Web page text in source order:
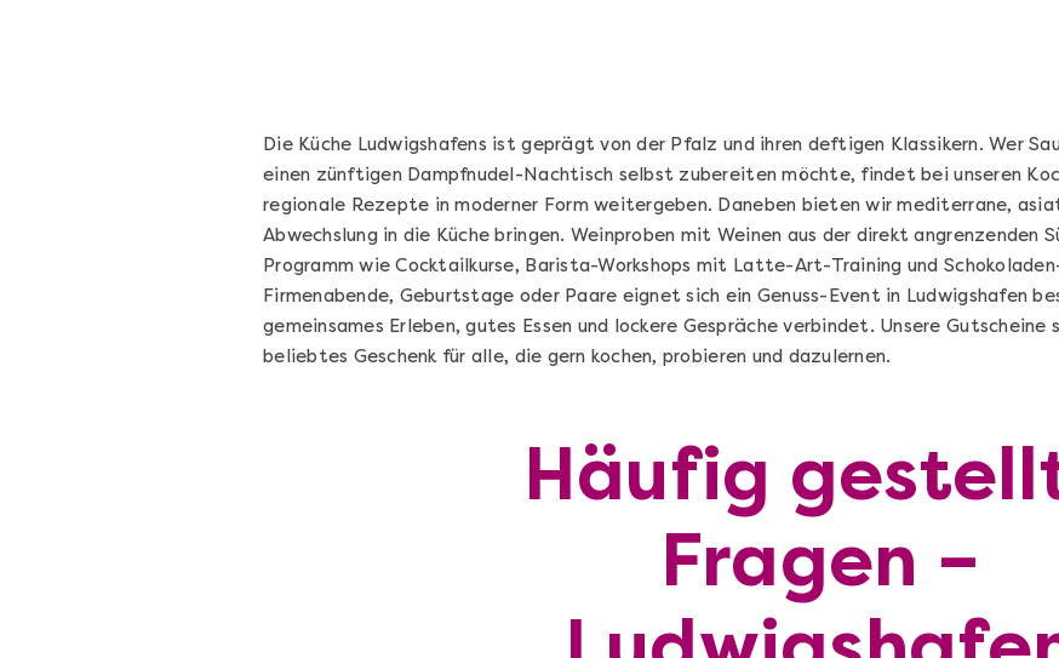
Die beste Pizza@Home
Vom richtigen Kneten und dem perfekten
Sugo: Pizza ideale im Online-Kochkurs
Ganz Deutschland und Österreich
Die Küche Ludwigshafens ist geprägt von der Pfalz und ihren deftigen Klassikern. Wer
einen zünftigen Dampfnudel-Nachtisch selbst zubereiten möchte, findet bei unseren
regionale Rezepte in moderner Form weitergeben. Daneben bieten wir mediterrane,
Abwechslung in die Küche bringen. Weinproben mit Weinen aus der direkt angrenzenden
Programm wie Cocktailkurse, Barista-Workshops mit Latte-Art-Training und
Firmenabende, Geburtstage oder Paare eignet sich ein Genuss-Event in Ludwigshafen
gemeinsames Erleben, gutes Essen und lockere Gespräche verbindet. Unsere
beliebtes Geschenk für alle, die gern kochen, probieren und dazulernen.
Häufig
Fragen –